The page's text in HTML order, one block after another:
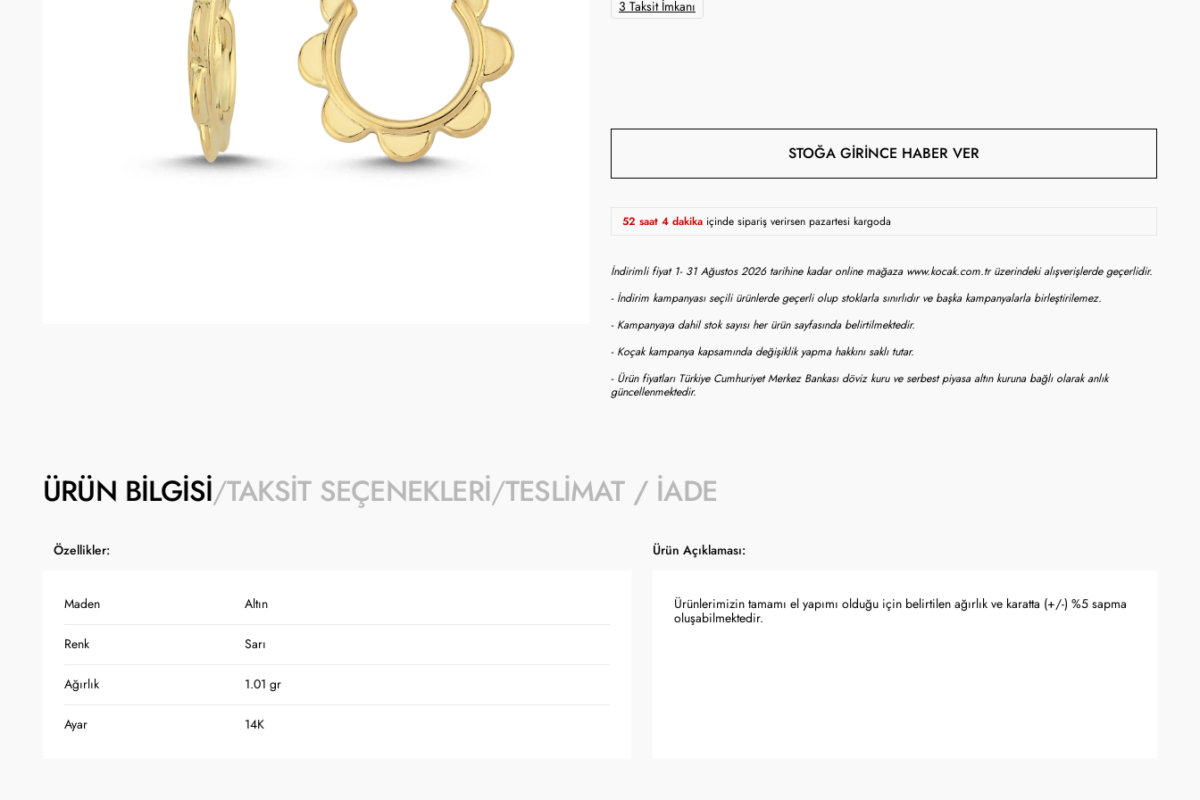
3 Taksit İmkanı
STOĞA GIRINCE HABER VER
52 saat 4 dakika içinde sipariş verirsen pazartesi kargoda
İndirimli fiyat 1- 31 Ağustos 2026 tarihine kadar online mağaza www.kocak.com.tr üzerindeki alışverişlerde geçerlidir.
- İndirim kampanyası seçili ürünlerde geçerli olup stoklarla sınırlıdır ve başka kampanyalarla birleştirilemez.
- Kampanyaya dahil stok sayısı her ürün sayfasında belirtilmektedir.
- Koçak kampanya kapsamında değişiklik yapma hakkını saklı tutar.
- Ürün fiyatları Türkiye Cumhuriyet Merkez Bankası döviz kuru ve serbest piyasa altın kuruna bağlı olarak anlık
güncellenmektedir.
ÜRÜN BILGISI TAKSIT SEÇENEKLERI TESLIMAT / İADE
Özellikler: Ürün Açıklaması:
Maden Altın
Renk Sarı
Ağırlık 1.01 gr
Ayar 14K
Ürünlerimizin tamamı el yapımı olduğu için belirtilen ağırlık ve karatta (+/-) %5 sapma
oluşabilmektedir.